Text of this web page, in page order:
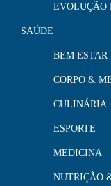
EVOLUÇÃO
SAÚDE
BEM ESTAR
CORPO &
CULINÁRIA
ESPORTE
MEDICINA
NUTRIÇÃO